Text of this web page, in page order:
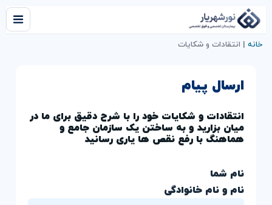
خانه | انتقادات و شکایات
ارسال پیام
انتقادات و شکایات خود را با شرح دقیق برای ما در
میان بزارید و به ساختن یک سازمان جامع و
هماهنگ با رفع نقص ها یاری رسانید
نام شما
نام و نام خانوادگی